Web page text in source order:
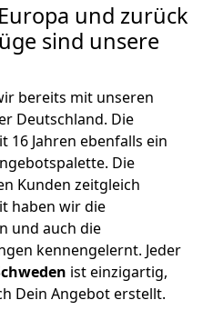
und zurück
sind unsere
bereits mit unseren
Deutschland. Die
16 Jahren ebenfalls ein
Die
Kunden zeitgleich
haben wir die
und auch die
kennengelernt. Jeder
ist einzigartig,
Dein Angebot erstellt.